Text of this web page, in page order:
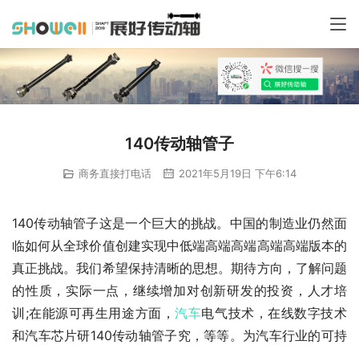
140传动轴管子
商务直接打电话 2021年5月19日 下午6:14
140传动轴管子这是一个巨大的挑战。中国的制造业仍然面
临如何从全球价值创建实现中低端高端高端高端高端版本的
真正挑战。我们希望保持清晰的思想。期待方向，了解问题
的性质，实际一点，继续增加对创新研发的投资，人才培
训;在能源可再生用途方面，汽车电气技术，在线数字技术
和汽车芯片研140传动轴管子究，等等。为汽车行业的可持